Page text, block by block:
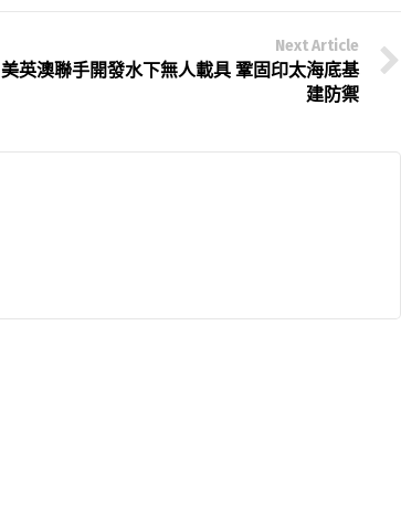
Next Article
美英澳聯手開發水下無人載具 鞏固印太海底基
建防禦